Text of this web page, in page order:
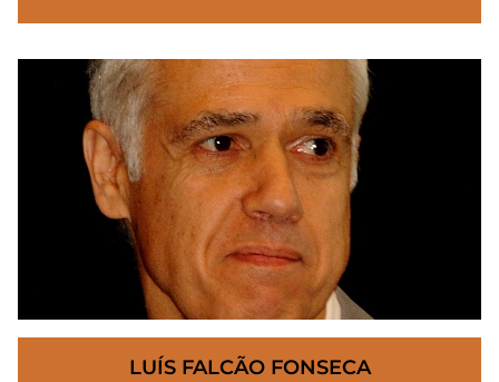
LUÍS FALCÃO FONSECA